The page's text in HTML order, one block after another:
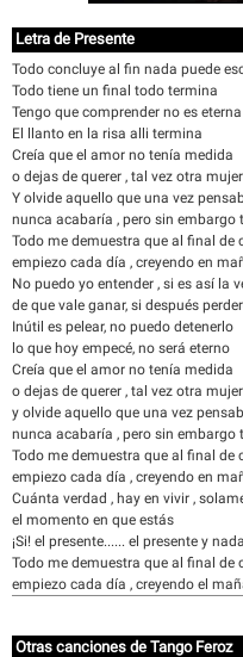
Letra de Presente
Todo concluye al fin nada puede
Todo tiene un final todo termina
Tengo que comprender no es
El llanto en la risa alli termina
Creía que el amor no tenía medida
o dejas de querer , tal vez otra mujer
Y olvide aquello que una vez
nunca acabaría , pero sin embargo
Todo me demuestra que al final de
empiezo cada día , creyendo en
No puedo yo entender , si es así la
de que vale ganar, si después
Inútil es pelear, no puedo detenerlo
lo que hoy empecé, no será eterno
Creía que el amor no tenía medida
o dejas de querer , tal vez otra mujer
y olvide aquello que una vez
nunca acabaría , pero sin embargo
Todo me demuestra que al final de
empiezo cada día , creyendo en
Cuánta verdad , hay en vivir ,
el momento en que estás
¡Si! el presente...... el presente y
Todo me demuestra que al final de
empiezo cada día , creyendo el
Otras canciones de Tango Feroz